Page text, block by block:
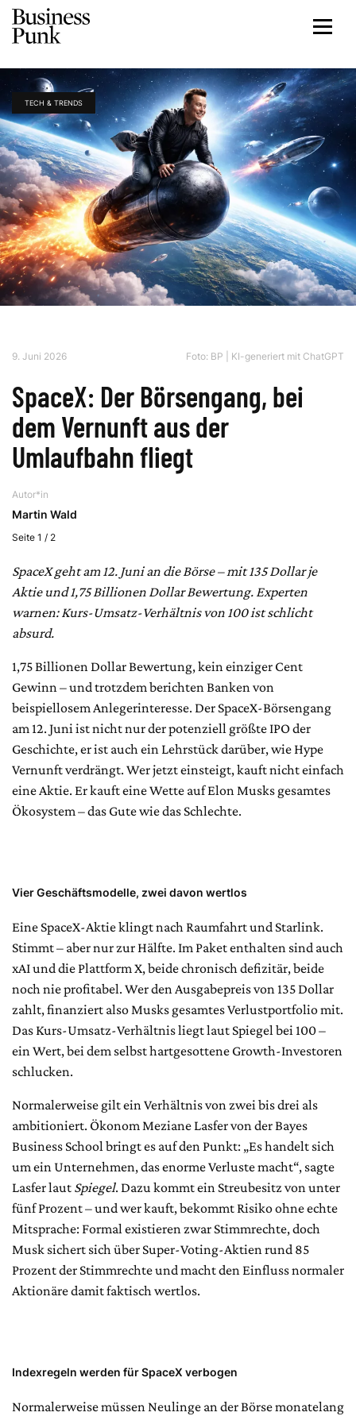
TECH & TRENDS
9. Juni 2026 Foto: BP | KI-generiert mit ChatGPT
SpaceX: Der Börsengang, bei
dem Vernunft aus der
Umlaufbahn fliegt
Autor*in
Martin Wald
Seite 1 / 2
SpaceX geht am 12. Juni an die Börse – mit 135 Dollar je
Aktie und 1,75 Billionen Dollar Bewertung. Experten
warnen: Kurs-Umsatz-Verhältnis von 100 ist schlicht
absurd.
1,75 Billionen Dollar Bewertung, kein einziger Cent
Gewinn – und trotzdem berichten Banken von
beispiellosem Anlegerinteresse. Der SpaceX-Börsengang
am 12. Juni ist nicht nur der potenziell größte IPO der
Geschichte, er ist auch ein Lehrstück darüber, wie Hype
Vernunft verdrängt. Wer jetzt einsteigt, kauft nicht einfach
eine Aktie. Er kauft eine Wette auf Elon Musks gesamtes
Ökosystem – das Gute wie das Schlechte.
Vier Geschäftsmodelle, zwei davon wertlos
Eine SpaceX-Aktie klingt nach Raumfahrt und Starlink.
Stimmt – aber nur zur Hälfte. Im Paket enthalten sind auch
xAI und die Plattform X, beide chronisch defizitär, beide
noch nie profitabel. Wer den Ausgabepreis von 135 Dollar
zahlt, finanziert also Musks gesamtes Verlustportfolio mit.
Das Kurs-Umsatz-Verhältnis liegt laut Spiegel bei 100 –
ein Wert, bei dem selbst hartgesottene Growth-Investoren
schlucken.
Normalerweise gilt ein Verhältnis von zwei bis drei als
ambitioniert. Ökonom Meziane Lasfer von der Bayes
Business School bringt es auf den Punkt: „Es handelt sich
um ein Unternehmen, das enorme Verluste macht“, sagte
Lasfer laut Spiegel. Dazu kommt ein Streubesitz von unter
fünf Prozent – und wer kauft, bekommt Risiko ohne echte
Mitsprache: Formal existieren zwar Stimmrechte, doch
Musk sichert sich über Super-Voting-Aktien rund 85
Prozent der Stimmrechte und macht den Einfluss normaler
Aktionäre damit faktisch wertlos.
Indexregeln werden für SpaceX verbogen
Normalerweise müssen Neulinge an der Börse monatelang